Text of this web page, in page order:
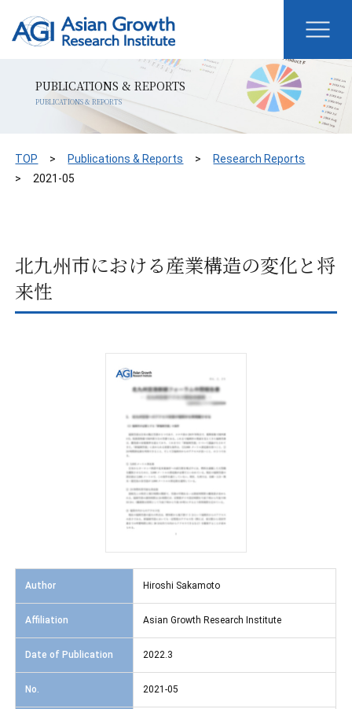
PUBLICATIONS & REPORTS
PUBLICATIONS & REPORTS
TOP Publications & Reports
Research Reports
2021-05
北九州市における産業構造の変化と将
来性
Author Hiroshi Sakamoto
Affiliation Asian Growth Research Institute
Date of Publication 2022.3
No. 2021-05